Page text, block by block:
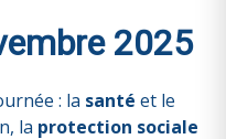
2025
: la santé et le
la protection sociale